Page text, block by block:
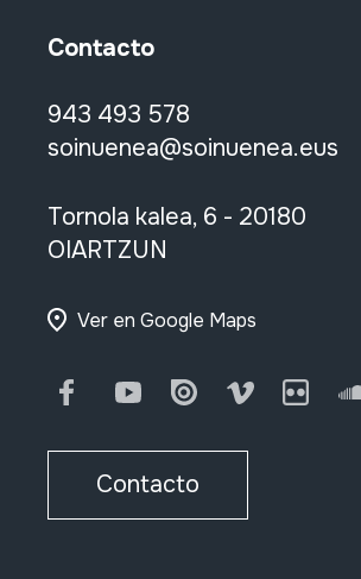
Contacto
943 493 578
soinuenea@soinuenea.eus
Tornola kalea, 6 - 20180
OIARTZUN
Ver en Google Maps
FacebookYoutubeIssuu Vimeo
Contacto